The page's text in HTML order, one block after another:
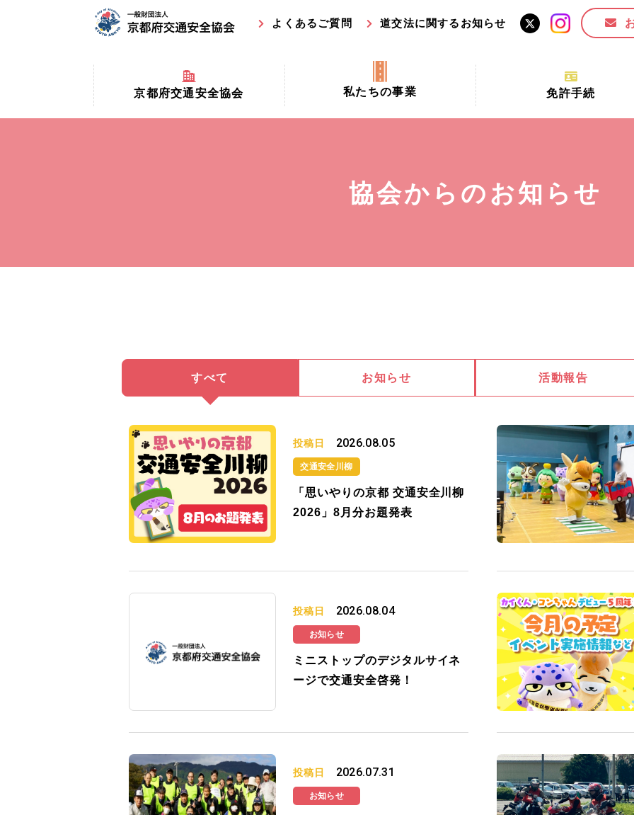
よくあるご質問 道交法に関するお知らせ
京都府交通安全協会
京都府交通安全協会とは？
私たちの事業
京都府交通安全活動推進センター事業
交通安全協力金の活用事業
免許手続
手続場所の対象者及び受
講習時間
協会からのお知らせ
すべて お知らせ 活動報告
投稿日 2026.08.05
交通安全川柳
「思いやりの京都 交通安全川柳
2026」8月分お題発表
投稿日 2026.08.04
お知らせ
ミニストップのデジタルサイネ
ージで交通安全啓発！
投稿日 2026.07.31
お知らせ